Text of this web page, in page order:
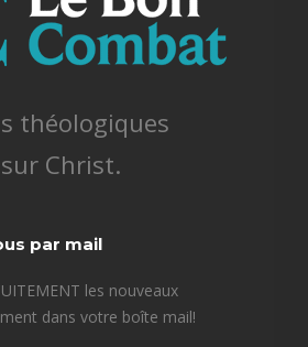
théologiques
Christ.
par mail
les nouveaux
dans votre boîte mail!